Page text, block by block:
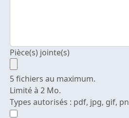
Pièce(s) jointe(s)
5 fichiers au maximum.
Limité à 2 Mo.
Types autorisés : pdf, jpg, gif,